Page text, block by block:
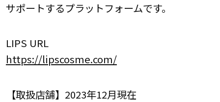
サポートするプラットフォームです。
LIPS URL
https://lipscosme.com/
【取扱店舗】2023年12月現在